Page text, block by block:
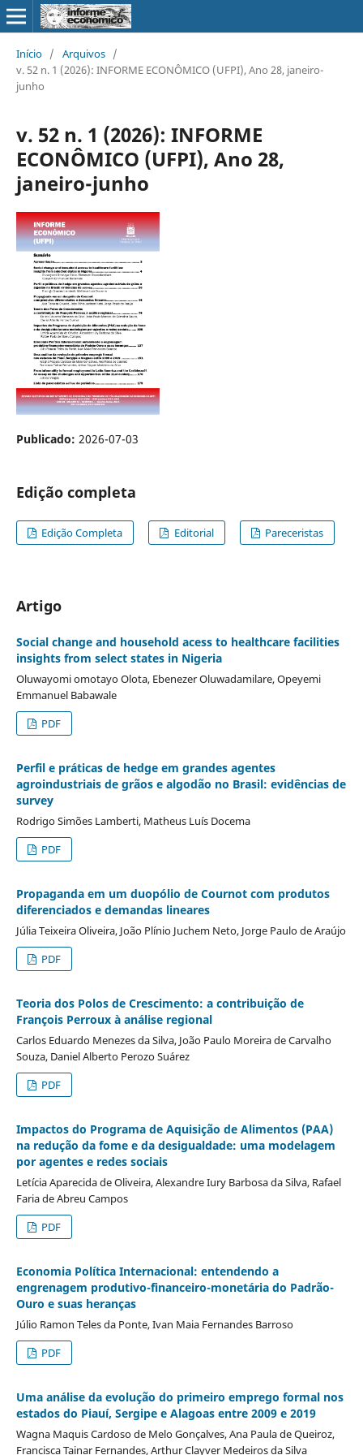
Início / Arquivos /
v. 52 n. 1 (2026): INFORME ECONÔMICO (UFPI), Ano 28, janeiro-
junho
v. 52 n. 1 (2026): INFORME
ECONÔMICO (UFPI), Ano 28,
janeiro-junho
Publicado: 2026-07-03
Edição completa
Edição Completa Editorial Pareceristas
Artigo
Social change and household acess to healthcare facilities
insights from select states in Nigeria
Oluwayomi omotayo Olota, Ebenezer Oluwadamilare, Opeyemi
Emmanuel Babawale
PDF
Perfil e práticas de hedge em grandes agentes
agroindustriais de grãos e algodão no Brasil: evidências de
survey
Rodrigo Simões Lamberti, Matheus Luís Docema
PDF
Propaganda em um duopólio de Cournot com produtos
diferenciados e demandas lineares
Júlia Teixeira Oliveira, João Plínio Juchem Neto, Jorge Paulo de Araújo
PDF
Teoria dos Polos de Crescimento: a contribuição de
François Perroux à análise regional
Carlos Eduardo Menezes da Silva, João Paulo Moreira de Carvalho
Souza, Daniel Alberto Perozo Suárez
PDF
Impactos do Programa de Aquisição de Alimentos (PAA)
na redução da fome e da desigualdade: uma modelagem
por agentes e redes sociais
Letícia Aparecida de Oliveira, Alexandre Iury Barbosa da Silva, Rafael
Faria de Abreu Campos
PDF
Economia Política Internacional: entendendo a
engrenagem produtivo-financeiro-monetária do Padrão-
Ouro e suas heranças
Júlio Ramon Teles da Ponte, Ivan Maia Fernandes Barroso
PDF
Uma análise da evolução do primeiro emprego formal nos
estados do Piauí, Sergipe e Alagoas entre 2009 e 2019
Wagna Maquis Cardoso de Melo Gonçalves, Ana Paula de Queiroz,
Francisca Tainar Fernandes, Arthur Clayver Medeiros da Silva